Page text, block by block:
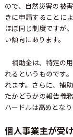
ので、自然災害の被
きに申請することに
ほぼ同じ制度ですが
い傾向にあります。
補助金は、特定の
れるというものです
れます。さらに、補
たかどうかの報告義
ハードルは高めとなり
個人事業主が受